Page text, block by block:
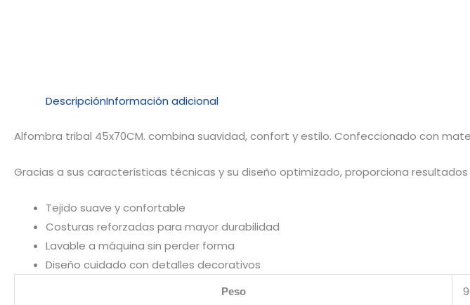
DescripciónInformación adicional
Alfombra tribal 45x70CM. combina suavidad, confort y estilo. Confeccionado con
Gracias a sus características técnicas y su diseño optimizado, proporciona
Tejido suave y confortable
Costuras reforzadas para mayor durabilidad
Lavable a máquina sin perder forma
Diseño cuidado con detalles decorativos
Peso